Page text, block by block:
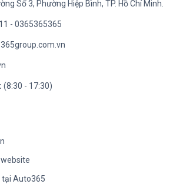
Số 3, Phường Hiệp Bình, TP. Hồ Chí Minh.
- 0365365365
(8:30 - 17:30)
tại Auto365